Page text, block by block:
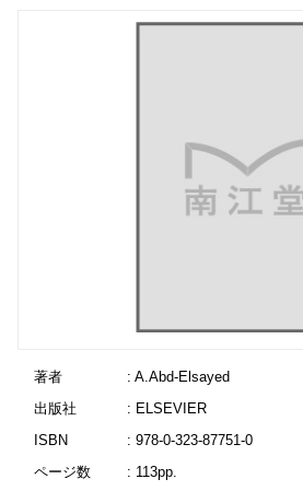
著者
: A.Abd-Elsayed
出版社
: ELSEVIER
ISBN
: 978-0-323-87751-0
ページ数
: 113pp.